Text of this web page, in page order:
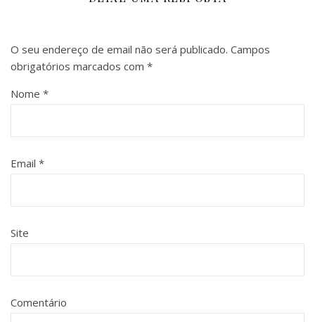
O seu endereço de email não será publicado. Campos
obrigatórios marcados com *
Nome *
Email *
Site
Comentário